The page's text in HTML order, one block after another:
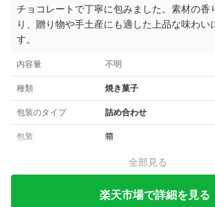
チョコレートで丁寧に包みました。素材の香
り、贈り物や手土産にも適した上品な味わい
す。
内容量 不明
種類 焼き菓子
包装のタイプ 詰め合わせ
包装 箱
全部見る
楽天市場で詳細を見る